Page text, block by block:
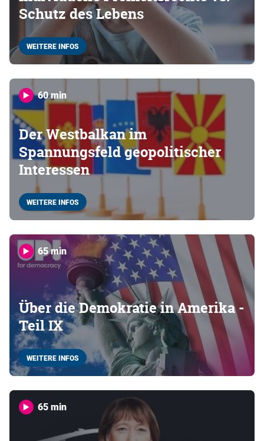
Schutz des Lebens
WEITERE INFOS
60 min
Der Westbalkan im
Spannungsfeld geopolitischer
Interessen
WEITERE INFOS
65 min
Über die Demokratie in Amerika -
Teil IX
WEITERE INFOS
65 min